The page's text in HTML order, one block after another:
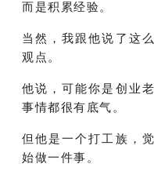
而是积累经验。
当然，我跟他说了这
观点。
他说，可能你是创业
事情都很有底气。
但他是一个打工族，
始做一件事。